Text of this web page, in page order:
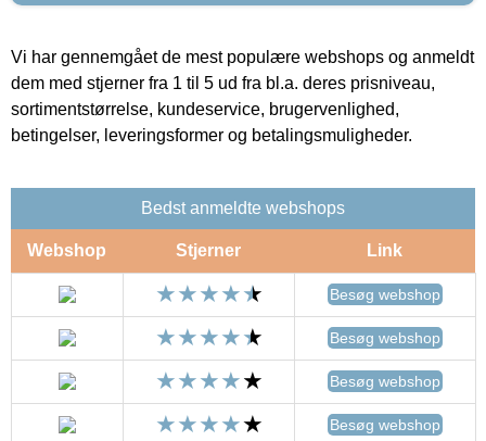
Vi har gennemgået de mest populære webshops og anmeldt
dem med stjerner fra 1 til 5 ud fra bl.a. deres prisniveau,
sortimentstørrelse, kundeservice, brugervenlighed,
betingelser, leveringsformer og betalingsmuligheder.
Bedst anmeldte webshops
Webshop Stjerner Link
Besøg webshop
Besøg webshop
Besøg webshop
Besøg webshop